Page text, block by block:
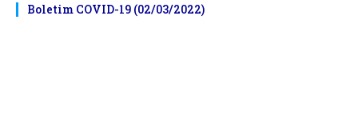
Boletim COVID-19 (02/03/2022)